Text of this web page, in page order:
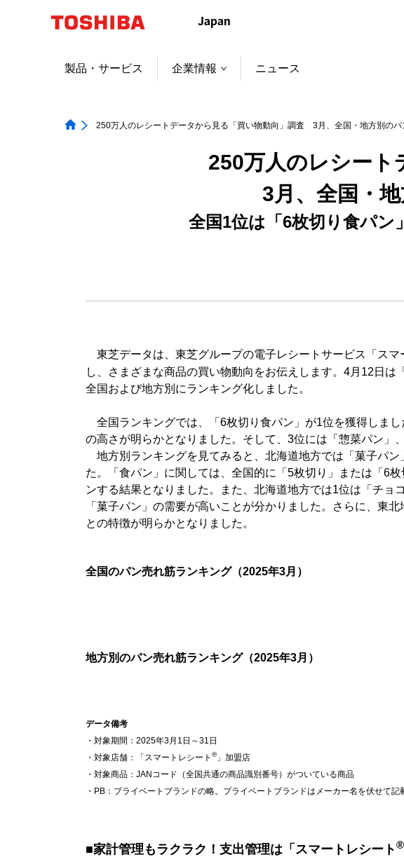
製品・サービス 企業情報 ニュース
250万人のレシートデータから見る「買い物動向」調査 3月、全国・地方別の
250万人のレシート
3月、全国・
全国1位は「6枚切り食パン
東芝データは、東芝グループの電子レシートサービス「スマ
し、さまざまな商品の買い物動向をお伝えします。4月12日
全国および地方別にランキング化しました。
全国ランキングでは、「6枚切り食パン」が1位を獲得しま
の高さが明らかとなりました。そして、3位には「惣菜パン」
地方別ランキングを見てみると、北海道地方では「菓子パ
た。「食パン」に関しては、全国的に「5枚切り」または「6
ンする結果となりました。また、北海道地方では1位は「チ
「菓子パン」の需要が高いことが分かりました。さらに、東
との特徴が明らかとなりました。
全国のパン売れ筋ランキング（2025年3月）
地方別のパン売れ筋ランキング（2025年3月）
データ備考
・対象期間：2025年3月1日～31日
・対象店舗：「スマートレシート ®」加盟店
・対象商品：JANコード（全国共通の商品識別番号）がついている商品
・PB：プライベートブランドの略。プライベートブランドはメーカー名を伏せて記
■家計管理もラクラク！支出管理は「スマートレシート®